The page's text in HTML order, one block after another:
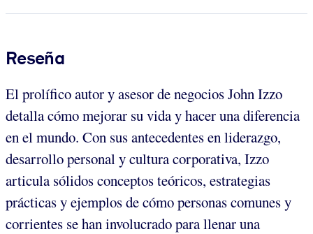
Reseña
El prolífico autor y asesor de negocios John Izzo
detalla cómo mejorar su vida y hacer una diferencia
en el mundo. Con sus antecedentes en liderazgo,
desarrollo personal y cultura corporativa, Izzo
articula sólidos conceptos teóricos, estrategias
prácticas y ejemplos de cómo personas comunes y
corrientes se han involucrado para llenar una